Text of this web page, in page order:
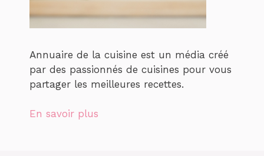
Annuaire de la cuisine est un média créé
par des passionnés de cuisines pour vous
partager les meilleures recettes.
En savoir plus